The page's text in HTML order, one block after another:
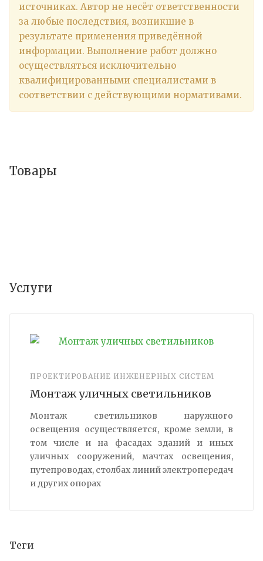
источниках. Автор не несёт ответственности
за любые последствия, возникшие в
результате применения приведённой
информации. Выполнение работ должно
осуществляться исключительно
квалифицированными специалистами в
соответствии с действующими нормативами.
Товары
Услуги
ПРОЕКТИРОВАНИЕ ИНЖЕНЕРНЫХ СИСТЕМ
Монтаж уличных светильников
Монтаж светильников наружного
освещения осуществляется, кроме земли, в
том числе и на фасадах зданий и иных
уличных сооружений, мачтах освещения,
путепроводах, столбах линий электропередач
и других опорах
Теги